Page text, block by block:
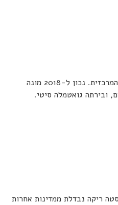
גוואטמלה היא מדינה באמריקה המרכזית. נכון ל-2018 מונה
ריקה נבדלת ממדינות אחרות